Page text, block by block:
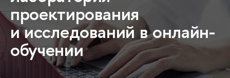
проектирования
и исследований в онлайн-
обучении